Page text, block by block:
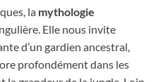
la mythologie
Elle nous invite
d’un gardien ancestral,
profondément dans les